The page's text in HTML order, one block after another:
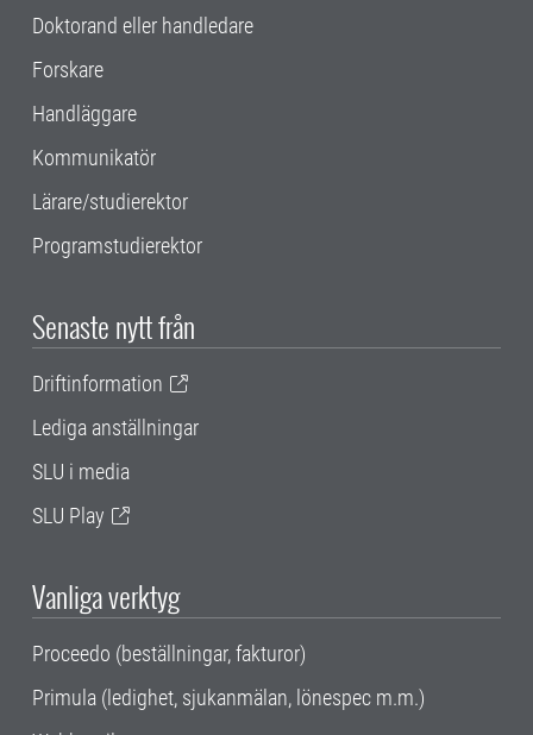
Doktorand eller handledare
Forskare
Handläggare
Kommunikatör
Lärare/studierektor
Programstudierektor
Senaste nytt från
Driftinformation
Lediga anställningar
SLU i media
SLU Play
Vanliga verktyg
Proceedo (beställningar, fakturor)
Primula (ledighet, sjukanmälan, lönespec m.m.)